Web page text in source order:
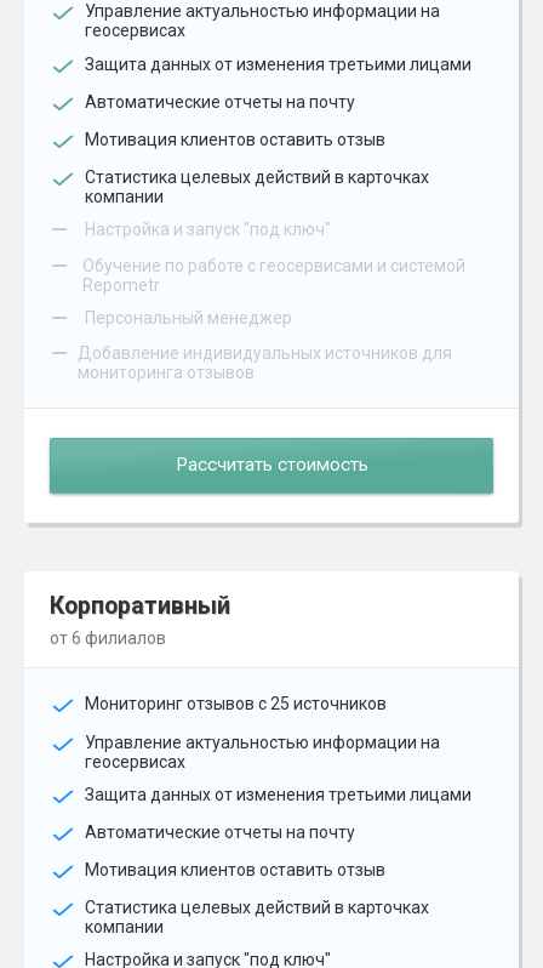
Управление актуальностью информации на
геосервисах
Защита данных от изменения третьими лицами
Автоматические отчеты на почту
Мотивация клиентов оставить отзыв
Статистика целевых действий в карточках
компании
– Настройка и запуск "под ключ"
–
Обучение по работе с геосервисами и системой
Repometr
– Персональный менеджер
–
Добавление индивидуальных источников для
мониторинга отзывов
Рассчитать стоимость
Корпоративный
от 6 филиалов
Мониторинг отзывов с 25 источников
Управление актуальностью информации на
геосервисах
Защита данных от изменения третьими лицами
Автоматические отчеты на почту
Мотивация клиентов оставить отзыв
Статистика целевых действий в карточках
компании
Настройка и запуск "под ключ"